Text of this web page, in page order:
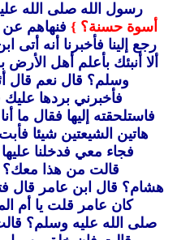
رسول الله صلى الله
أسوة حسنة؟ } فنهاهم
رجع إلينا فأخبرنا أنه
ألا أنبئك بأعلم أهل
وسلم؟ قال نعم قال
فأخبرني بردها
فاستلحقته إليها فقال ما
هاتين الشيعتين شيئا
فجاء معي فدخلنا
قالت من هذا
هشام؟ قال ابن عامر قال
كان عامر قلت يا أم
صلى الله عليه وسلم؟